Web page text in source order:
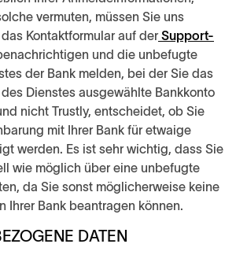
vermuten, müssen Sie uns
Kontaktformular auf der Support-
und die unbefugte
der Bank melden, bei der Sie das
Dienstes ausgewählte Bankkonto
nicht Trustly, entscheidet, ob Sie
mit Ihrer Bank für etwaige
werden. Es ist sehr wichtig, dass Sie
wie möglich über eine unbefugte
da Sie sonst möglicherweise keine
Ihrer Bank beantragen können.
DATEN